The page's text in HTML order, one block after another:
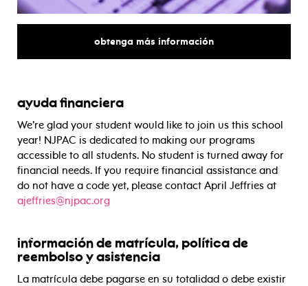
obtenga más informaciónsobre
ayuda financiera
We’re glad your student would like to join us this school
year! NJPAC is dedicated to making our programs
accessible to all students. No student is turned away for
financial needs. If you require financial assistance and
do not have a code yet, please contact April Jeffries at
ajeffries@njpac.org
información de matrícula, política de
reembolso y asistencia
La matrícula debe pagarse en su totalidad o debe existir